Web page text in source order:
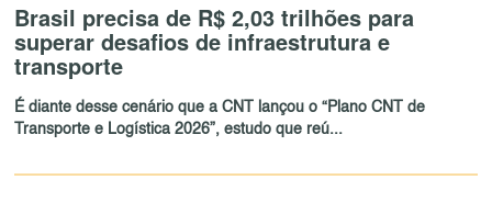
Brasil precisa de R$ 2,03 trilhões para
superar desafios de infraestrutura e
transporte
É diante desse cenário que a CNT lançou o “Plano CNT de
Transporte e Logística 2026”, estudo que reú...